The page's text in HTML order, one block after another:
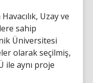
Uzay ve
sahip
Üniversitesi
olarak seçilmiş,
ile aynı proje